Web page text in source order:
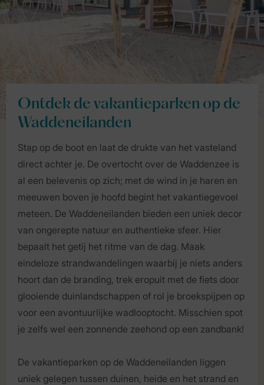
Ontdek de vakantieparken op de
Waddeneilanden
Stap op de boot en laat de drukte van het vasteland
direct achter je. De overtocht over de Waddenzee is
al een belevenis op zich; met de wind in je haren en
meeuwen boven je hoofd begint het vakantiegevoel
meteen. De Waddeneilanden bieden een uniek decor
van ongerepte natuur en authentieke sfeer. Hier
bepaalt het getij het ritme van de dag. Maak
eindeloze strandwandelingen waarbij je niets anders
hoort dan de branding, trek eropuit met de fiets door
glooiende duinlandschappen of rol je broekspijpen op
voor een avontuurlijke wadlooptocht. Misschien spot
je zelfs wel een zonnende zeehond op een zandbank!
De vakantieparken op de Waddeneilanden liggen
uniek gelegen tussen duinen, heide en het strand en